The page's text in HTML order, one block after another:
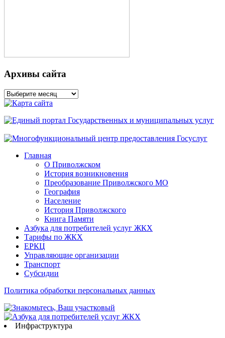
Архивы сайта
Архивы
сайта
Главная
О Приволжском
История возникновения
Преобразование Приволжского МО
География
Население
История Приволжского
Книга Памяти
Азбука для потребителей услуг ЖКХ
Тарифы по ЖКХ
ЕРКЦ
Управляющие организации
Транспорт
Субсидии
Политика обработки персональных данных
Инфраструктура